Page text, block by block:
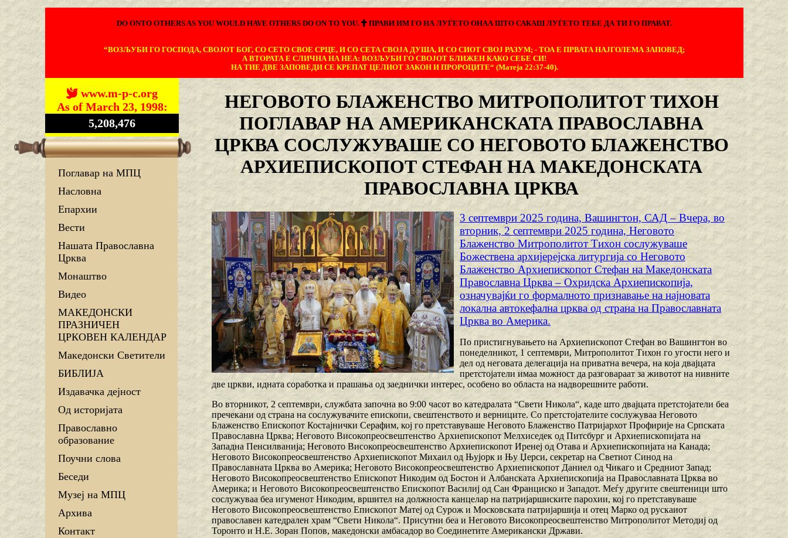
DO ONTO OTHERS AS YOU WOULD HAVE OTHERS DO ON TO YOU. ПРАВИ ИМ ГО НА ЛУЃЕТО ОНАА ШТО САКАШ ЛУЃЕТО ТЕБЕ ДА ТИ ГО ПРАВАТ.
“ВОЗЉУБИ ГО ГОСПОДА, СВОЈОТ БОГ, СО СЕТО СВОЕ СРЦЕ, И СО СЕТА СВОЈА ДУША, И СО СИОТ СВОЈ РАЗУМ; - ТОА Е ПРВАТА НАЈГОЛЕМА ЗАПОВЕД;
А ВТОРАТА Е СЛИЧНА НА НЕА: ВОЗЉУБИ ГО СВОЈОТ БЛИЖЕН КАКО СЕБЕ СИ!
НА ТИЕ ДВЕ ЗАПОВЕДИ СЕ КРЕПАТ ЦЕЛИОТ ЗАКОН И ПРОРОЦИТЕ“ (Матеја 22:37-40).
www.m-p-c.org
As of March 23, 1998:
5,208,476
Поглавар на МПЦ
Насловна
Епархии
Вести
Нашата Православна
Црква
Монаштво
Видео
МАКЕДОНСКИ
ПРАЗНИЧЕН
ЦРКОВЕН КАЛЕНДАР
Македонски Светители
БИБЛИЈА
Издавачка дејност
Од историјата
Православно
образование
Поучни слова
Беседи
Музеј на МПЦ
Архива
Контакт
НЕГОВОТО БЛАЖЕНСТВО МИТРОПОЛИТОТ ТИХОН
ПОГЛАВАР НА АМЕРИКАНСКАТА ПРАВОСЛАВНА
ЦРКВА СОСЛУЖУВАШЕ СО НЕГОВОТО БЛАЖЕНСТВО
АРХИЕПИСКОПОТ СТЕФАН НА МАКЕДОНСКАТА
ПРАВОСЛАВНА ЦРКВА
3 септември 2025 година, Вашингтон, САД – Вчера, во
вторник, 2 септември 2025 година, Неговото
Блаженство Митрополитот Тихон сослужуваше
Божествена архијерејска литургија со Неговото
Блаженство Архиепископот Стефан на Македонската
Православна Црква – Охридска Архиепископија,
означувајќи го формалното признавање на најновата
локална автокефална црква од страна на Православната
Црква во Америка.
По пристигнувањето на Архиепископот Стефан во Вашингтон во
понеделникот, 1 септември, Митрополитот Тихон го угости него и
дел од неговата делегација на приватна вечера, на која двајцата
претстојатели имаа можност да разговараат за животот на нивните
две цркви, идната соработка и прашања од заеднички интерес, особено во областа на надворешните работи.
Во вторникот, 2 септември, службата започна во 9:00 часот во катедралата “Свети Никола“, каде што двајцата претстојатели беа
пречекани од страна на сослужувачите епископи, свештенството и верниците. Со претстојателите сослужуваа Неговото
Блаженство Епископот Костајнички Серафим, кој го претставуваше Неговото Блаженство Патријархот Профирије на Српската
Православна Црква; Неговото Високопреосвештенство Архиепископот Мелхиседек од Питсбург и Архиепископијата на
Западна Пенсилванија; Неговото Високопреосвештенство Архиепископот Иренеј од Отава и Архиепископијата на Канада;
Неговото Високопреосвештенство Архиепископот Михаил од Њујорк и Њу Џерси, секретар на Светиот Синод на
Православната Црква во Америка; Неговото Високопреосвештенство Архиепископот Даниел од Чикаго и Средниот Запад;
Неговото Високопреосвештенство Епископот Никодим од Бостон и Албанската Архиепископија на Православната Црква во
Америка; и Неговото Високопреосвештенство Епископот Василиј од Сан Франциско и Западот. Меѓу другите свештеници што
сослужуваа беа игуменот Никодим, вршител на должноста канцелар на патријаршиските парохии, кој го претставуваше
Неговото Високопреосвештенство Епископот Матеј од Сурож и Московската патријаршија и отец Марко од рускаиот
православен катедрален храм “Свети Никола“. Присутни беа и Неговото Високопреосвештенство Митрополитот Методиј од
Торонто и Н.Е. Зоран Попов, македонски амбасадор во Соединетите Американски Држави.